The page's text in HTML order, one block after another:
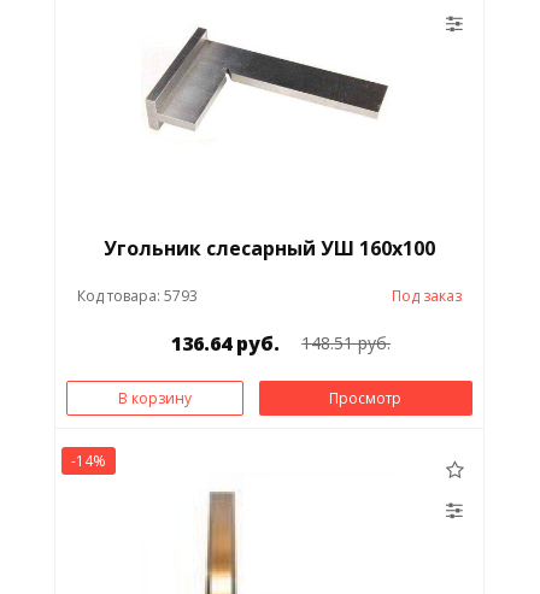
Угольник слесарный УШ 160х100
Код товара: 5793 Под заказ
136.64 руб. 148.51 руб.
В корзину Просмотр
-14%